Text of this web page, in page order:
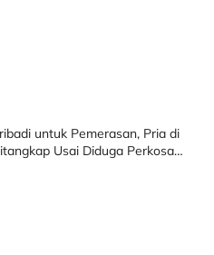
untuk Pemerasan, Pria di
Usai Diduga Perkosa